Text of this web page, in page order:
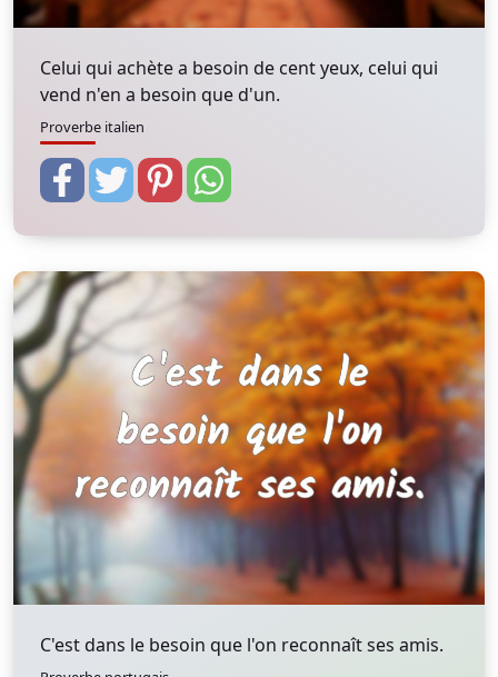
Celui qui achète a besoin de cent yeux, celui qui
vend n'en a besoin que d'un.
Proverbe italien
C'est dans le besoin que l'on reconnaît ses amis.